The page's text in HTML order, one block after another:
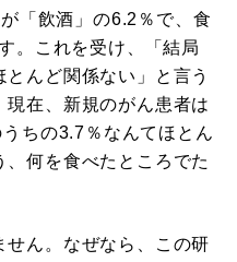
「飲酒」の6.2％で、食
。これを受け、「結局
んど関係ない」と言う
在、新規のがん患者は
ちの3.7％なんてほとん
何を食べたところでた
ん。なぜなら、この研